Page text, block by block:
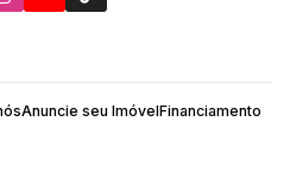
Anuncie seu ImóvelFinanciamento